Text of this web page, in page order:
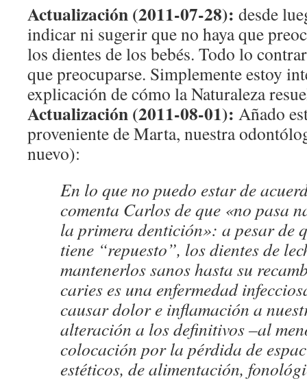
Actualización (2011-07-28): desde
indicar ni sugerir que no haya que
los dientes de los bebés. Todo lo
que preocuparse. Simplemente estoy
explicación de cómo la Naturaleza
Actualización (2011-08-01): Añado
proveniente de Marta, nuestra
nuevo):
En lo que no puedo estar de
comenta Carlos de que «no pasa
la primera dentición»: a pesar de
tiene “repuesto”, los dientes de
mantenerlos sanos hasta su
caries es una enfermedad
causar dolor e inflamación a
alteración a los definitivos –al
colocación por la pérdida de
estéticos, de alimentación,